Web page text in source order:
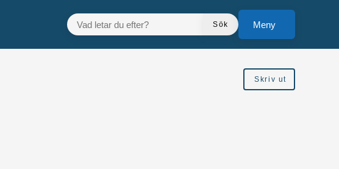
VAD LETAR DU EFTER?
Sök
Meny
Skriv ut